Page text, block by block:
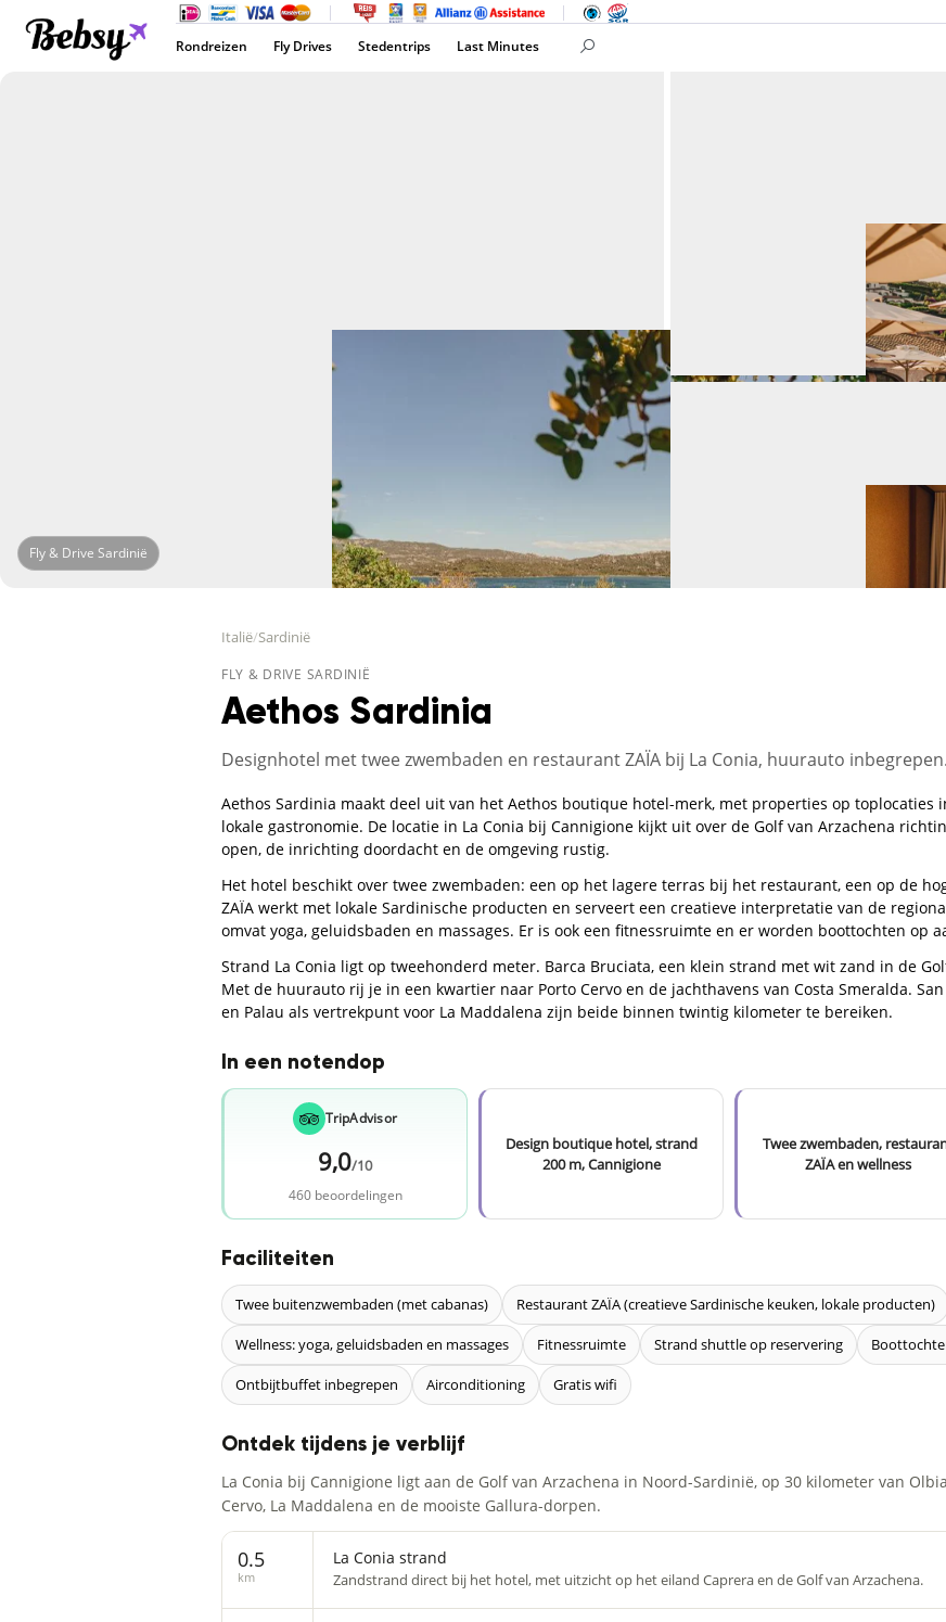
Rondreizen Fly Drives Stedentrips Last Minutes
Fly & Drive Sardinië
Italië/Sardinië
FLY & DRIVE SARDINIË
Aethos Sardinia
Designhotel met twee zwembaden en restaurant ZAÏA bij La Conia, huurauto inbegrepen.
Aethos Sardinia maakt deel uit van het Aethos boutique hotel-merk, met properties op toplocaties
lokale gastronomie. De locatie in La Conia bij Cannigione kijkt uit over de Golf van Arzachena
open, de inrichting doordacht en de omgeving rustig.
Het hotel beschikt over twee zwembaden: een op het lagere terras bij het restaurant, een op de
ZAÏA werkt met lokale Sardinische producten en serveert een creatieve interpretatie van de
omvat yoga, geluidsbaden en massages. Er is ook een fitnessruimte en er worden boottochten op
Strand La Conia ligt op tweehonderd meter. Barca Bruciata, een klein strand met wit zand in de
Met de huurauto rij je in een kwartier naar Porto Cervo en de jachthavens van Costa Smeralda.
en Palau als vertrekpunt voor La Maddalena zijn beide binnen twintig kilometer te bereiken.
In een notendop
TripAdvisor
9,0/10
460 beoordelingen
Design boutique hotel, strand
200 m, Cannigione
Twee zwembaden,
ZAÏA en wellness
Faciliteiten
Twee buitenzwembaden (met cabanas) Restaurant ZAÏA (creatieve Sardinische keuken, lokale producten)
Wellness: yoga, geluidsbaden en massages Fitnessruimte Strand shuttle op reservering
Ontbijtbuffet inbegrepen Airconditioning Gratis wifi
Ontdek tijdens je verblijf
La Conia bij Cannigione ligt aan de Golf van Arzachena in Noord-Sardinië, op 30 kilometer van
Cervo, La Maddalena en de mooiste Gallura-dorpen.
0.5
km
La Conia strand
Zandstrand direct bij het hotel, met uitzicht op het eiland Caprera en de Golf van Arzachena.